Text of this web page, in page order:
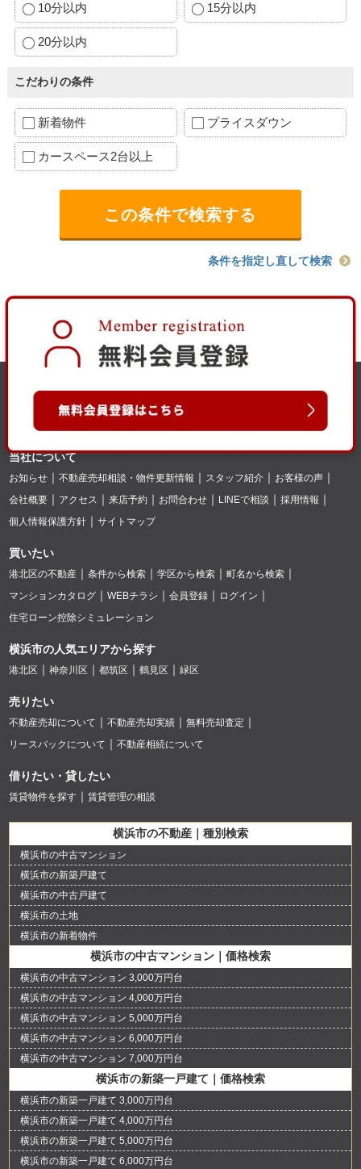
10分以内 15分以内
20分以内
こだわりの条件
新着物件 プライスダウン
カースペース2台以上
条件を指定し直して検索
当社について
お知らせ 不動産売却相談・物件更新情報 スタッフ紹介
お客様の声
会社概要
アクセス 来店予約 お問合わせ LINEで相談
採用情報
個人情報保護方針
サイトマップ
買いたい
港北区の不動産 条件から検索 学区から検索
町名から検索
マンションカタログ
WEBチラシ 会員登録
ログイン
住宅ローン控除シミュレーション
横浜市の人気エリアから探す
港北区 神奈川区 都筑区 鶴見区 緑区
売りたい
不動産売却について 不動産売却実績
無料売却査定
リースバックについて
不動産相続について
借りたい・貸したい
賃貸物件を探す 賃貸管理の相談
横浜市の不動産｜種別検索
横浜市の中古マンション
横浜市の新築戸建て
横浜市の中古戸建て
横浜市の土地
横浜市の新着物件
横浜市の中古マンション｜価格検索
横浜市の中古マンション 3,000万円台
横浜市の中古マンション 4,000万円台
横浜市の中古マンション 5,000万円台
横浜市の中古マンション 6,000万円台
横浜市の中古マンション 7,000万円台
横浜市の新築一戸建て｜価格検索
横浜市の新築一戸建て 3,000万円台
横浜市の新築一戸建て 4,000万円台
横浜市の新築一戸建て 5,000万円台
横浜市の新築一戸建て 6,000万円台